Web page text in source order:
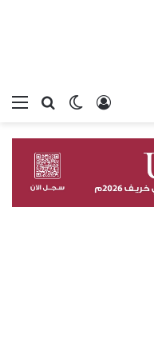
بحثالوضع
تسجيل الدخول